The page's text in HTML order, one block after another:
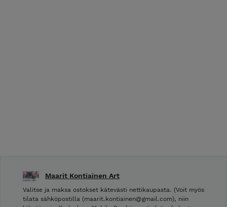
Maarit Kontiainen Art
Valitse ja maksa ostokset kätevästi nettikaupasta. (Voit myös
tilata sähköpostilla (maarit.kontiainen@gmail.com), niin